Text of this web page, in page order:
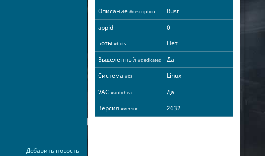
10:40:33
Добавить новость
Описание #description
Rust
appid
0
Боты #bots
Нет
Выделенный #dedicated
Да
Система #os
Linux
VAC #anticheat
Да
Версия #version 2632